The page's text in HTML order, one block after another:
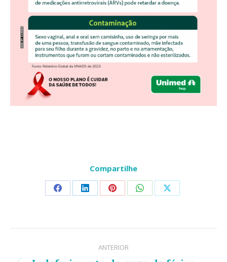
Compartilhe
Share
Facebook
Share
LinkedIn
Share
Pinterest
Share
WhatsApp
Share
X
ANTERIOR